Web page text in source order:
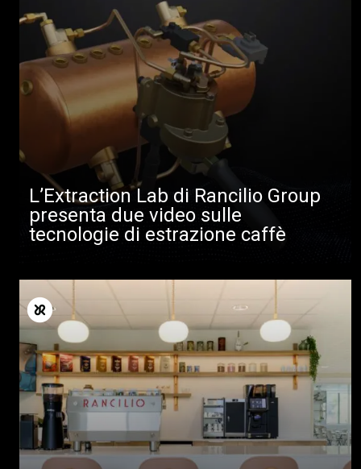
L’Extraction Lab di Rancilio Group
presenta due video sulle
tecnologie di estrazione caffè